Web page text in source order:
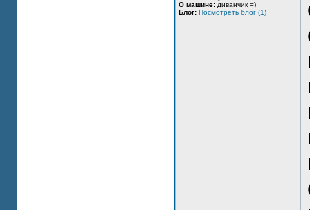
О машине: диванчик =)
Блог: Посмотреть блог (1)